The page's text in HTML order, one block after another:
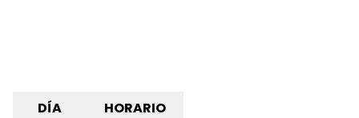
DÍA
HORARIO